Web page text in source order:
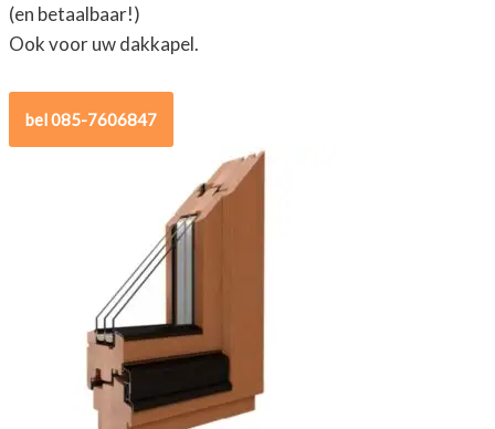
(en betaalbaar!)
Ook voor uw dakkapel.
bel 085-7606847